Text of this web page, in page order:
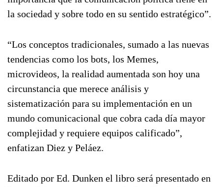
la sociedad y sobre todo en su sentido estratégico”.
“Los conceptos tradicionales, sumado a las nuevas
tendencias como los bots, los Memes,
microvideos, la realidad aumentada son hoy una
circunstancia que merece análisis y
sistematización para su implementación en un
mundo comunicacional que cobra cada día mayor
complejidad y requiere equipos calificado”,
enfatizan Diez y Peláez.
Editado por Ed. Dunken el libro será presentado en